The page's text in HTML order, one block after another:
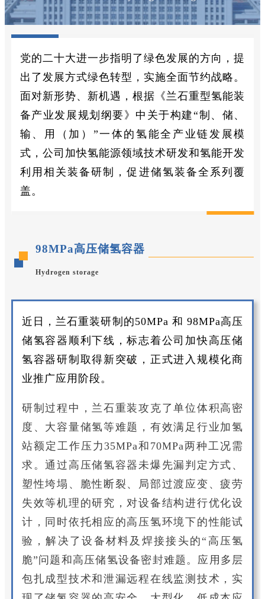
党的二十大进一步指明了绿色发展的方向，提
出了发展方式绿色转型，实施全面节约战略。
面对新形势、新机遇，根据《兰石重型氢能装
备产业发展规划纲要》中关于构建“制、储、
输、用（加）”一体的氢能全产业链发展模
式，公司加快氢能源领域技术研发和氢能开发
利用相关装备研制，促进储氢装备全系列覆
盖。
98MPa高压储氢容器
Hydrogen storage
近日，兰石重装研制的50MPa 和 98MPa高压
储氢容器顺利下线，标志着公司加快高压储
氢容器研制取得新突破，正式进入规模化商
业推广应用阶段。
研制过程中，兰石重装攻克了单位体积高密
度、大容量储氢等难题，有效满足行业加氢
站额定工作压力35MPa和70MPa两种工况需
求。通过高压储氢容器未爆先漏判定方式、
塑性垮塌、脆性断裂、局部过渡应变、疲劳
失效等机理的研究，对设备结构进行优化设
计，同时依托相应的高压氢环境下的性能试
验，解决了设备材料及焊接接头的“高压氢
脆”问题和高压储氢设备密封难题。应用多层
包扎成型技术和泄漏远程在线监测技术，实